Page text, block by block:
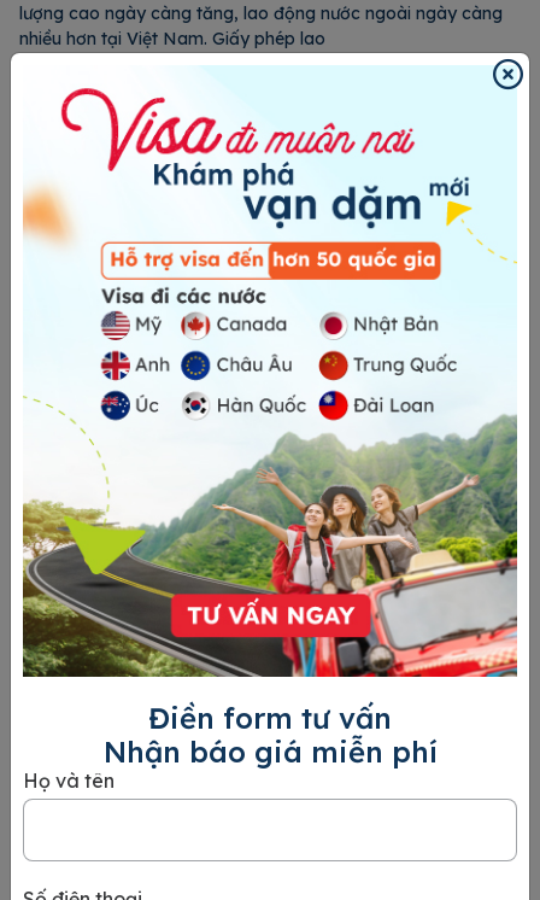
lượng cao ngày càng tăng, lao động nước ngoài ngày càng
nhiều hơn tại Việt Nam. Giấy phép lao
Xem chi tiết
Hướng dẫn điền tờ khai nhập cảnh Hàn Quốc đơn
giản và chi tiết nhất
Tờ khai nhập cảnh Hàn Quốc là mẫu tài liệu bắt buộc mà
hành khách quốc tế cần điền trước khi vào quốc gia này. Tờ
khai nhằm cung cấp các thông
Điền form tư vấn
Nhận báo giá miễn phí
Họ và tên